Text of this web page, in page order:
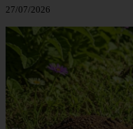
27/07/2026